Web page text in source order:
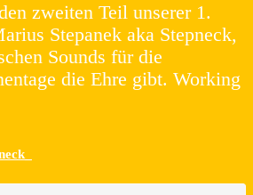
zweiten Teil unserer 1.
Stepanek aka Stepneck,
Sounds für die
die Ehre gibt. Working